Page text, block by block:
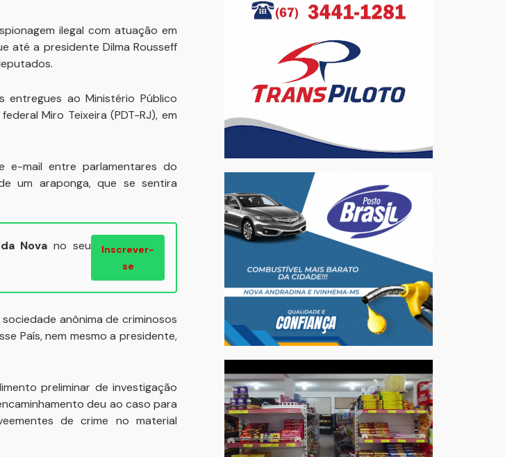
ilegal com atuação em
até a presidente Dilma Rousseff
ao Ministério Público
Miro Teixeira (PDT-RJ), em
e-mail entre parlamentares do
um araponga, que se sentira
Nova no seu
Inscrever-
se
anônima de criminosos
País, nem mesmo a presidente,
preliminar de investigação
deu ao caso para
de crime no material